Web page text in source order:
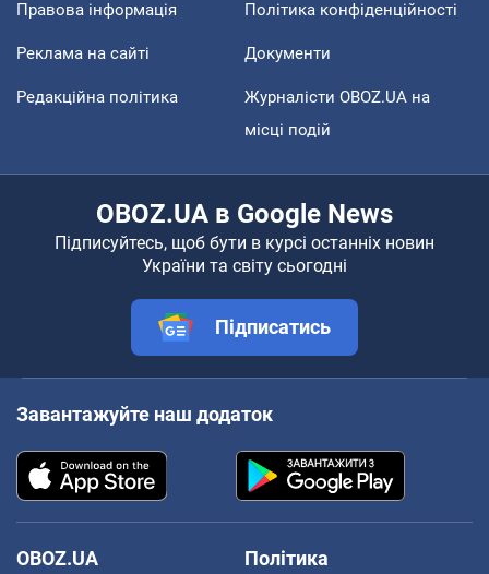
Правова інформація Політика конфіденційності
Реклама на сайті Документи
Редакційна політика
Журналісти OBOZ.UA на
місці подій
OBOZ.UA в Google News
Підписуйтесь, щоб бути в курсі останніх новин
України та світу сьогодні
Підписатись
Завантажуйте наш додаток
OBOZ.UA
Політика